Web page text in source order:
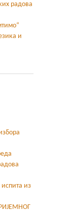
радова
и
из